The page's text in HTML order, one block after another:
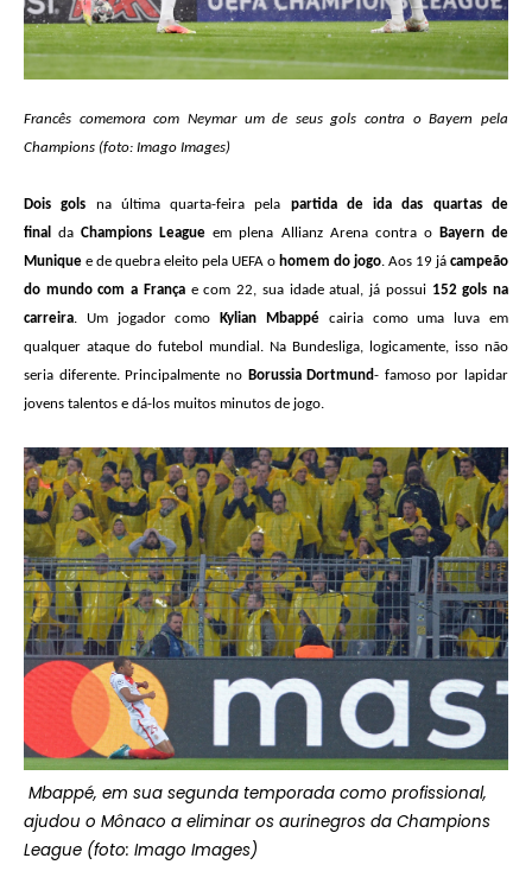
Francês comemora com Neymar um de seus gols contra o Bayern pela
Champions (foto: Imago Images)
Dois gols na última quarta-feira pela partida de ida das quartas de
final
daChampions League em plena Allianz Arena contra o
Bayern de
Munique e de quebra eleito pela UEFA o homem do jogo. Aos 19 já campeão
do mundo com a Françae com 22, sua idade atual, já possui 152 gols na
carreira. Um jogador como Kylian Mbappé cairia como uma luva em
qualquer ataque do futebol mundial. Na Bundesliga, logicamente, isso não
seria diferente. Principalmente no Borussia Dortmund- famoso por lapidar
jovens talentos e dá-los muitos minutos de jogo.
Mbappé, em sua segunda temporada como profissional,
ajudou o Mônaco a eliminar os aurinegros da Champions
League (foto: Imago Images)